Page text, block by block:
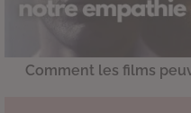
Comment les films